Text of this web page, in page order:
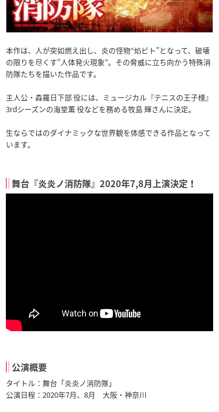
本作は、人が突如燃え出し、炎の怪物“焰ビト”となって、破壊
の限りを尽くす“人体発火現象”。その脅威に立ち向かう特殊消
防隊たちを描いた作品です。
主人公・森羅日下部 役には、ミュージカル『テニスの王子様』
3rdシーズンの海堂薫 役などを務める牧島 輝さんに決定。
生ならではのダイナミックな世界観を体感できる作品となって
います。
舞台『炎炎ノ消防隊』2020年7,8月上演決定！
公演概要
タイトル：舞台「炎炎ノ消防隊」
公演日程：2020年7月、8月 大阪・神奈川